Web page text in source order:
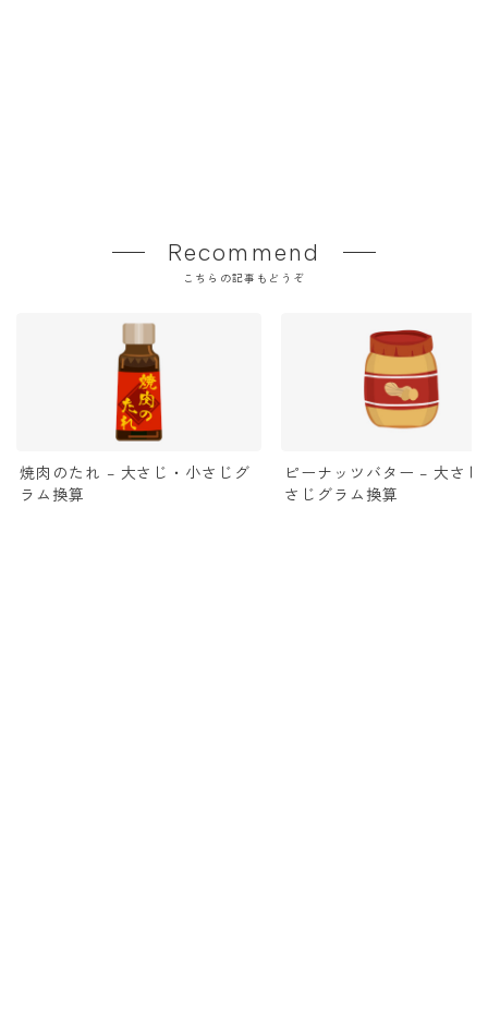
Recommend
こちらの記事もどうぞ
焼肉のたれ – 大さじ・小さじグ
ラム換算
ピーナッツバター – 大さじ
さじグラム換算